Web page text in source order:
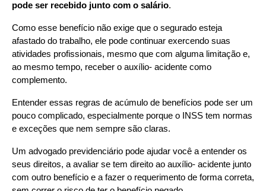
pode ser recebido junto com o salário.
Como esse benefício não exige que o segurado esteja
afastado do trabalho, ele pode continuar exercendo suas
atividades profissionais, mesmo que com alguma limitação e,
ao mesmo tempo, receber o auxílio- acidente como
complemento.
Entender essas regras de acúmulo de benefícios pode ser um
pouco complicado, especialmente porque o INSS tem normas
e exceções que nem sempre são claras.
Um advogado previdenciário pode ajudar você a entender os
seus direitos, a avaliar se tem direito ao auxílio- acidente junto
com outro benefício e a fazer o requerimento de forma correta,